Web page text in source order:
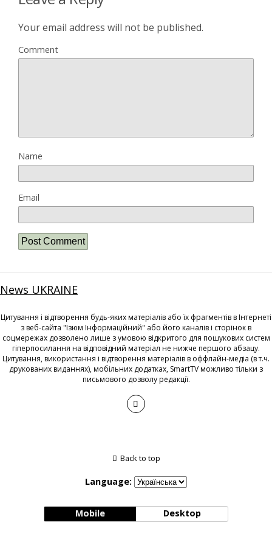
Your email address will not be published.
Comment
Name
Email
News UKRAINE
Цитування і відтворення будь-яких матеріалів або їх фрагментів в Інтернеті
з веб-сайта "Ізюм Інформаційний" або його каналів і сторінок в
соцмережах дозволено лише з умовою відкритого для пошукових систем
гіперпосилання на відповідний матеріал не нижче першого абзацу.
Цитування, використання і відтворення матеріалів в оффлайн-медіа (в т.ч.
друкованих виданнях), мобільних додатках, SmartTV можливо тільки з
письмового дозволу редакції.
Back to top
Language:
Mobile Desktop